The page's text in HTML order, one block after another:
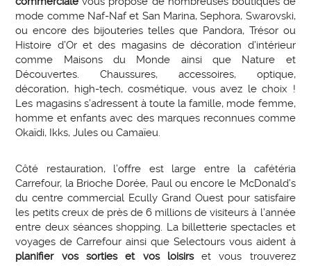
mode comme Naf-Naf et San Marina, Sephora, Swarovski,
ou encore des bijouteries telles que Pandora, Trésor ou
Histoire d’Or et des magasins de décoration d’intérieur
comme Maisons du Monde ainsi que Nature et
Découvertes. Chaussures, accessoires, optique,
décoration, high-tech, cosmétique, vous avez le choix !
Les magasins s’adressent à toute la famille, mode femme,
homme et enfants avec des marques reconnues comme
Okaïdi, Ikks, Jules ou Camaïeu.
Côté restauration, l’offre est large entre la cafétéria
Carrefour, la Brioche Dorée, Paul ou encore le McDonald’s
du centre commercial Ecully Grand Ouest pour satisfaire
les petits creux de près de 6 millions de visiteurs à l’année
entre deux séances shopping. La billetterie spectacles et
voyages de Carrefour ainsi que Selectours vous aident à
planifier vos sorties et vos loisirset vous trouverez